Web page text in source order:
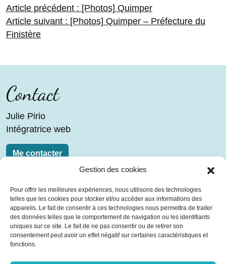
Gestion des cookies
Pour offrir les meilleures expériences, nous utilisons des technologies
telles que les cookies pour stocker et/ou accéder aux informations des
appareils. Le fait de consentir à ces technologies nous permettra de traiter
des données telles que le comportement de navigation ou les identifiants
uniques sur ce site. Le fait de ne pas consentir ou de retirer son
consentement peut avoir un effet négatif sur certaines caractéristiques et
fonctions.
Navigation
de
l’article
Article précédent : Article
précédent :
[Photos] Quimper
Article suivant : Article
[Photos] Quimper – Préfecture du
Finistère
Contact
Julie Pirio
Intégratrice web
Me contacter
Liens
Blog
Contact
Mentions légales
Plan du site